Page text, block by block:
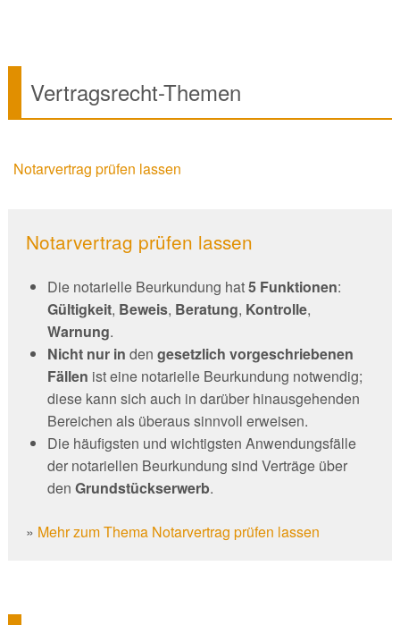
Vertragsrecht-Themen
Notarvertrag prüfen lassen
Notarvertrag prüfen lassen
Die notarielle Beurkundung hat5 Funktionen:
Gültigkeit, Beweis, Beratung, Kontrolle,
Warnung.
Nicht nur in den gesetzlich vorgeschriebenen
Fällen ist eine notarielle Beurkundung notwendig;
diese kann sich auch in darüber hinausgehenden
Bereichen als überaus sinnvoll erweisen.
Die häufigsten und wichtigsten Anwendungsfälle
der notariellen Beurkundung sind Verträge über
den Grundstückserwerb.
» Mehr zum Thema Notarvertrag prüfen lassen